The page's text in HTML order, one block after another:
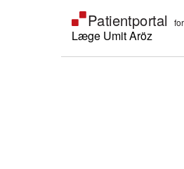
Læge Umit Aröz